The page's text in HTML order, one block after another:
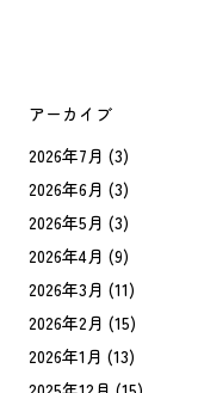
アーカイブ
2026年7月 (3)
2026年6月 (3)
2026年5月 (3)
2026年4月 (9)
2026年3月 (11)
2026年2月 (15)
2026年1月 (13)